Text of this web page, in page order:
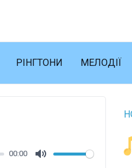
РІНГТОНИ МЕЛОДІЇ
00:00